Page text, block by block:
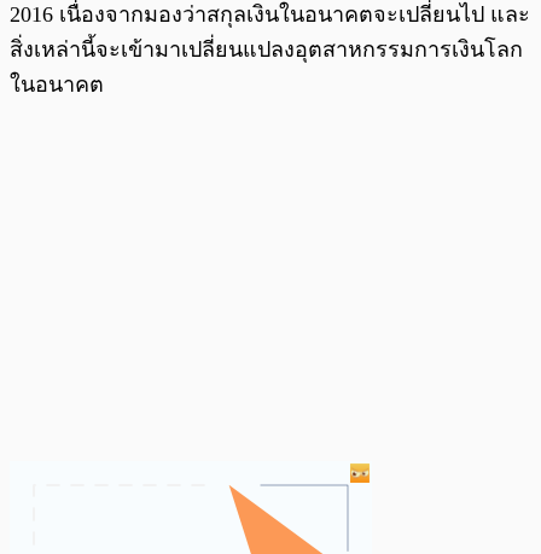
2016 เนื่องจากมองว่าสกุลเงินในอนาคตจะเปลี่ยนไป และ
สิ่งเหล่านี้จะเข้ามาเปลี่ยนแปลงอุตสาหกรรมการเงินโลก
ในอนาคต